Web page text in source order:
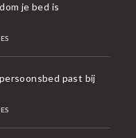
je bed is
past bij